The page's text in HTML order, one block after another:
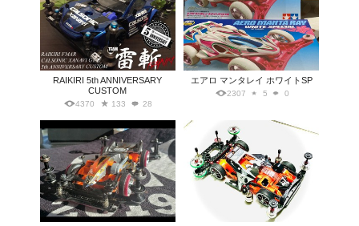
RAIKIRI 5th ANNIVERSARY
CUSTOM
4370 133 28
エアロ マンタレイ ホワイトSP
2307 5 0